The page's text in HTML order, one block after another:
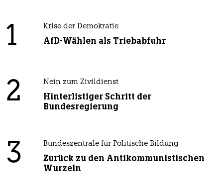
1 Krise der Demokratie
AfD-Wählen als Triebabfuhr
2 Nein zum Zivildienst
Hinterlistiger Schritt der
Bundesregierung
3 Bundeszentrale für Politische Bildung
Zurück zu den Antikommunistischen
Wurzeln